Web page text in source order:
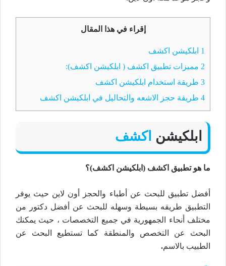
إقراء في هذا المقال
1 ابلكيشن اكشف
2 مميزات تطبيق اكشف ( ابلكيشن اكشف):
3 طريقة استخدام ابلكيشن اكشف
4 طريقة حجز الاشعه والتحاليل في ابلكيشن اكشف
ابلكيشن اكشف
ما هو تطبيق اكشف (ابلكيشن اكشف)؟
أفضل تطبيق للبحث عن أطباء والحجز أون لاين حيث يوفر
التطبيق طريقه بسيطة وسهله للبحث عن أفضل دكتور من
مختلف أنحاء الجمهورية في جميع التخصصات ، حيث يمكنك
البحث عن التخصص والمنطقة كما تستطيع البحث عن
الطبيب بالاسم.